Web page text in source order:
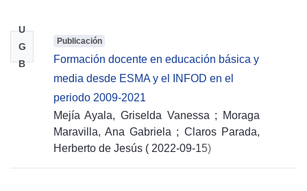
U
G
B
Publicación
Formación docente en educación básica y
media desde ESMA y el INFOD en el
periodo 2009-2021
Mejía Ayala, Griselda Vanessa ;
Moraga
Maravilla, Ana Gabriela ; Claros Parada,
Herberto de Jesús ( 2022-09-15)